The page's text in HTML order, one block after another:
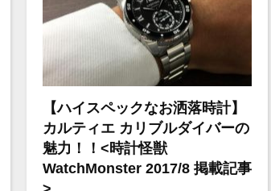
【ハイスペックなお洒落時計】
カルティエ カリブルダイバーの
魅力！！<時計怪獣
WatchMonster 2017/8 掲載記事